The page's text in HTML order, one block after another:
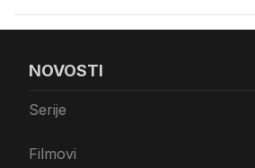
NOVOSTI
Serije
Filmovi